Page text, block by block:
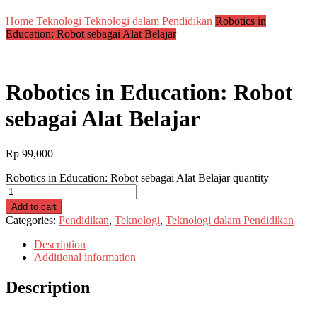
Home Teknologi Teknologi dalam Pendidikan Robotics in
Education: Robot sebagai Alat Belajar
Robotics in Education: Robot
sebagai Alat Belajar
Rp 99,000
Robotics in Education: Robot sebagai Alat Belajar quantity
Add to cart
Categories: Pendidikan, Teknologi, Teknologi dalam Pendidikan
Description
Additional information
Description